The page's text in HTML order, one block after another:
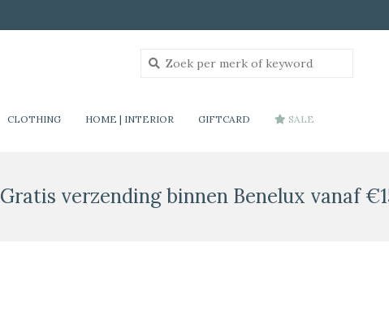
CLOTHING HOME | INTERIOR GIFTCARD SALE
Gratis verzending binnen Benelux vanaf